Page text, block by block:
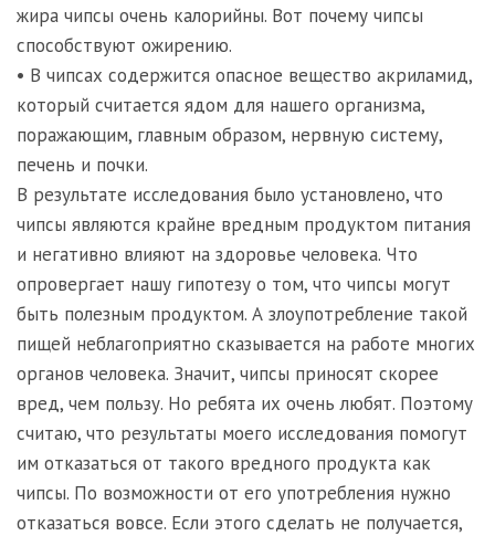
жира чипсы очень калорийны. Вот почему чипсы
способствуют ожирению.
• В чипсах содержится опасное вещество акриламид,
который считается ядом для нашего организма,
поражающим, главным образом, нервную систему,
печень и почки.
В результате исследования было установлено, что
чипсы являются крайне вредным продуктом питания
и негативно влияют на здоровье человека. Что
опровергает нашу гипотезу о том, что чипсы могут
быть полезным продуктом. А злоупотребление такой
пищей неблагоприятно сказывается на работе многих
органов человека. Значит, чипсы приносят скорее
вред, чем пользу. Но ребята их очень любят. Поэтому
считаю, что результаты моего исследования помогут
им отказаться от такого вредного продукта как
чипсы. По возможности от его употребления нужно
отказаться вовсе. Если этого сделать не получается,